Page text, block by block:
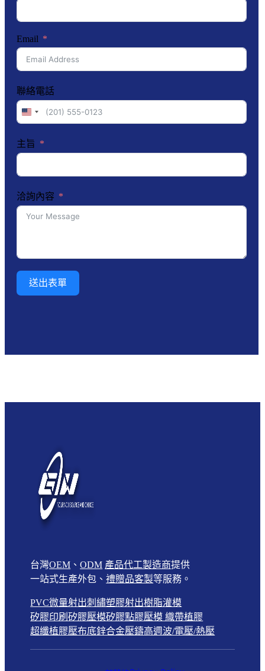
Email
聯絡電話
United
States
主旨
洽詢內容
送出表單
台灣OEM 、ODM 產品代工製造商提供
一站式生產外包、禮贈品客製等服務。
PVC微量射出刺繡塑膠射出樹脂灌模
矽膠印刷矽膠壓模矽膠點膠壓模 織帶植膠
超纖植膠壓布底鋅合金壓鑄高週波/電壓/熱壓